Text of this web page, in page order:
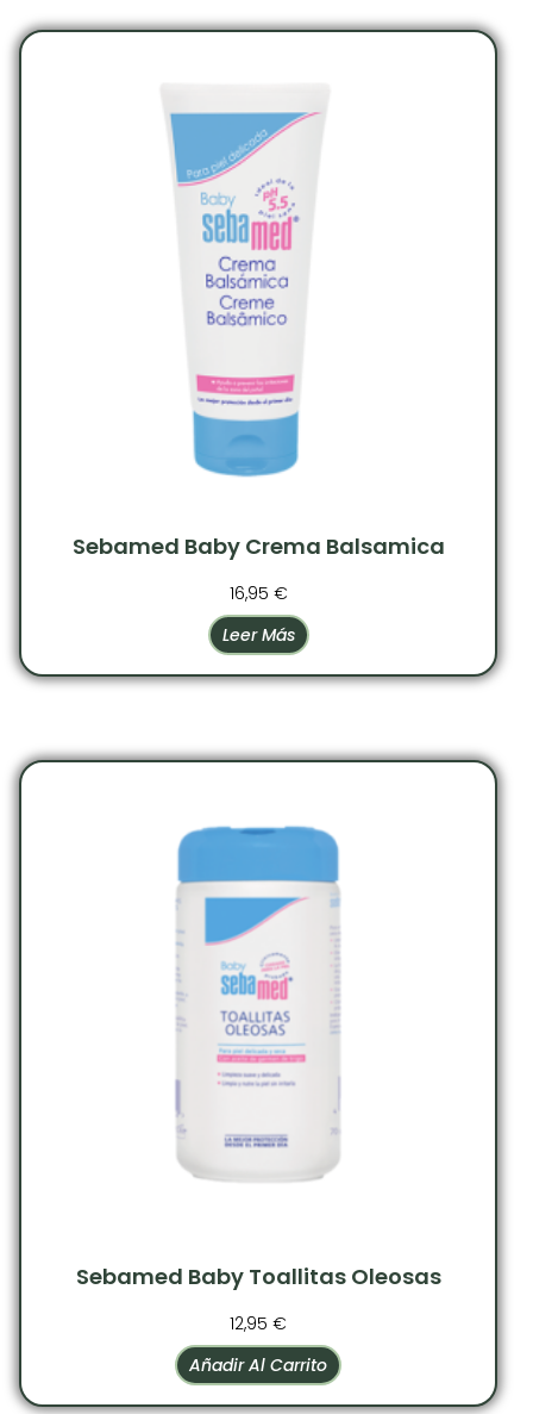
Sebamed Baby Crema Balsamica
16,95 €
Leer Más
Sebamed Baby Toallitas Oleosas
12,95 €
Añadir Al Carrito